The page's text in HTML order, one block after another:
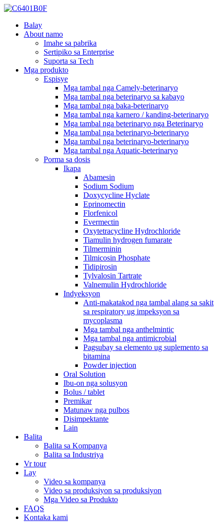
Balay
About namo
Imahe sa pabrika
Sertipiko sa Enterprise
Suporta sa Tech
Mga produkto
Espisye
Mga tambal nga Camely-beterinaryo
Mga tambal nga beterinaryo sa kabayo
Mga tambal nga baka-beterinaryo
Mga tambal nga karnero / kanding-beterinaryo
Mga tambal nga beterinaryo nga Beterinaryo
Mga tambal nga beterinaryo-beterinaryo
Mga tambal nga beterinaryo-beterinaryo
Mga tambal nga Aquatic-beterinaryo
Porma sa dosis
Ikapa
Abamesin
Sodium Sodium
Doxycycline Hyclate
Eprinomectin
Florfenicol
Evermectin
Oxytetracycline Hydrochloride
Tiamulin hydrogen fumarate
Tilmerminin
Tilmicosin Phosphate
Tidipirosin
Tylvalosin Tartrate
Valnemulin Hydrochloride
Indyeksyon
Anti-makatakod nga tambal alang sa sakit
sa respiratory ug impeksyon sa
mycoplasma
Mga tambal nga anthelmintic
Mga tambal nga antimicrobial
Pagsubay sa elemento ug suplemento sa
bitamina
Powder injection
Oral Solution
Ibu-on nga solusyon
Bolus / tablet
Premikar
Matunaw nga pulbos
Disimpektante
Lain
Balita
Balita sa Kompanya
Balita sa Industriya
Vr tour
Lay
Video sa kompanya
Video sa produksiyon sa produksiyon
Mga Video sa Produkto
FAQS
Kontaka kami